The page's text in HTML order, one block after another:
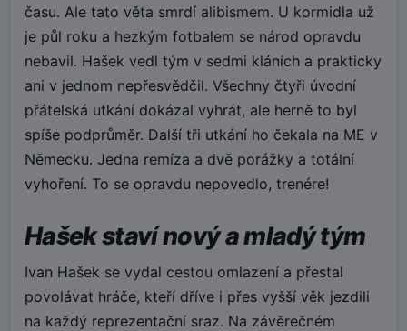
času. Ale tato věta smrdí alibismem. U kormidla už
je půl roku a hezkým fotbalem se národ opravdu
nebavil. Hašek vedl tým v sedmi kláních a prakticky
ani v jednom nepřesvědčil. Všechny čtyři úvodní
přátelská utkání dokázal vyhrát, ale herně to byl
spíše podprůměr. Další tři utkání ho čekala na ME v
Německu. Jedna remíza a dvě porážky a totální
vyhoření. To se opravdu nepovedlo, trenére!
Hašek staví nový a mladý tým
Ivan Hašek se vydal cestou omlazení a přestal
povolávat hráče, kteří dříve i přes vyšší věk jezdili
na každý reprezentační sraz. Na závěrečném